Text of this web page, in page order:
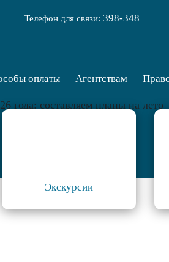
Телефон для связи:398-348
оплаты Агентствам
года: составляем планы на лето
Экскурсии